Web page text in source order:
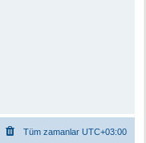
Tüm zamanlar UTC+03:00